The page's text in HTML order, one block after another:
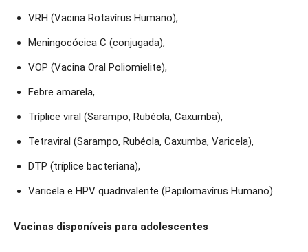
VRH (Vacina Rotavírus Humano),
Meningocócica C (conjugada),
VOP (Vacina Oral Poliomielite),
Febre amarela,
Tríplice viral (Sarampo, Rubéola, Caxumba),
Tetraviral (Sarampo, Rubéola, Caxumba, Varicela),
DTP (tríplice bacteriana),
Varicela e HPV quadrivalente (Papilomavírus Humano).
Vacinas disponíveis para adolescentes